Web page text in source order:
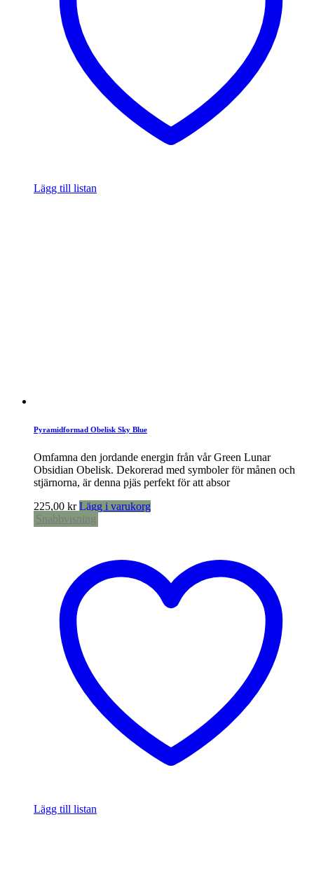
Lägg till listan
Pyramidformad Obelisk Sky Blue
Omfamna den jordande energin från vår Green Lunar
Obsidian Obelisk. Dekorerad med symboler för månen och
stjärnorna, är denna pjäs perfekt för att absor
225,00 kr Lägg i varukorg
Snabbvisning
Lägg till listan